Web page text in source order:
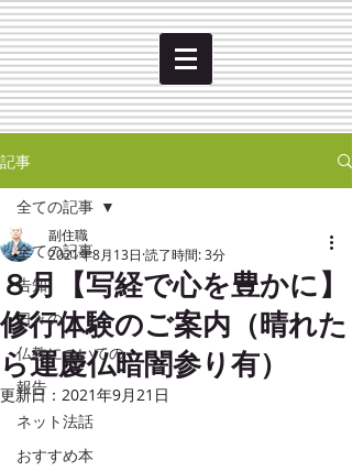
記事
全ての記事
告知
日々の
仏教についての
報告
ネット法話
おすすめ本
全ての記事
８月【写経で心を豊かに】
修行体験のご案内（晴れた
ら運慶仏暗闇参り有）
副住職
2021年8月13日 読了時間: 3分
更新日： 2021年9月21日